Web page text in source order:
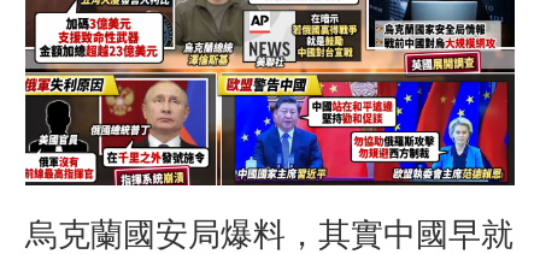
烏克蘭國安局爆料，其實中國早就